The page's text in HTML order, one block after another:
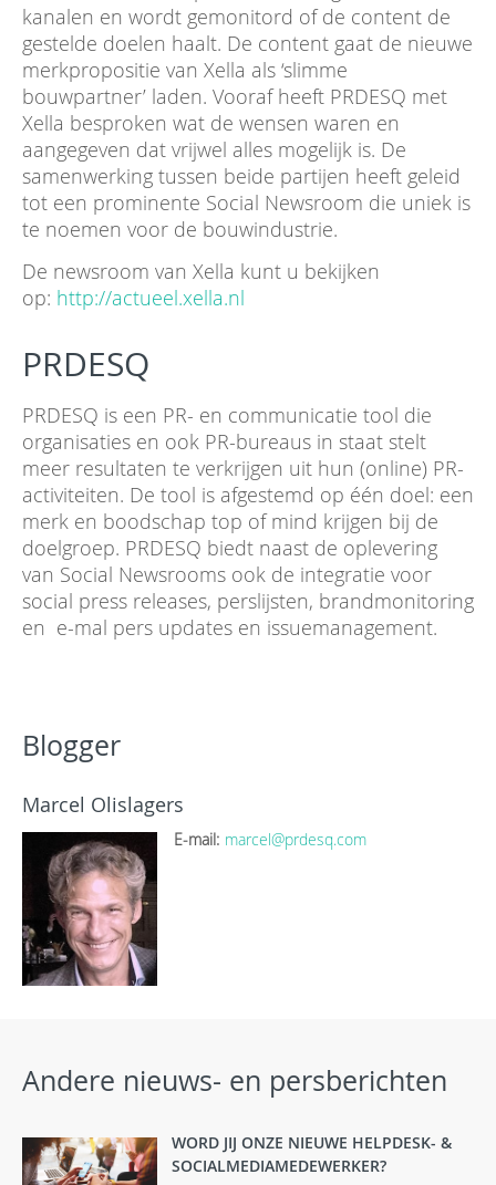
kanalen en wordt gemonitord of de content de
gestelde doelen haalt. De content gaat de nieuwe
merkpropositie van Xella als ‘slimme
bouwpartner’ laden. Vooraf heeft PRDESQ met
Xella besproken wat de wensen waren en
aangegeven dat vrijwel alles mogelijk is. De
samenwerking tussen beide partijen heeft geleid
tot een prominente Social Newsroom die uniek is
te noemen voor de bouwindustrie.
De newsroom van Xella kunt u bekijken
op: http://actueel.xella.nl
PRDESQ
PRDESQ is een PR- en communicatie tool die
organisaties en ook PR-bureaus in staat stelt
meer resultaten te verkrijgen uit hun (online) PR-
activiteiten. De tool is afgestemd op één doel: een
merk en boodschap top of mind krijgen bij de
doelgroep. PRDESQ biedt naast de oplevering
van Social Newsrooms ook de integratie voor
social press releases, perslijsten, brandmonitoring
en e-mal pers updates en issuemanagement.
Blogger
Marcel Olislagers
E-mail: marcel@prdesq.com
Andere nieuws- en persberichten
WORD JIJ ONZE NIEUWE HELPDESK- &
SOCIALMEDIAMEDEWERKER?